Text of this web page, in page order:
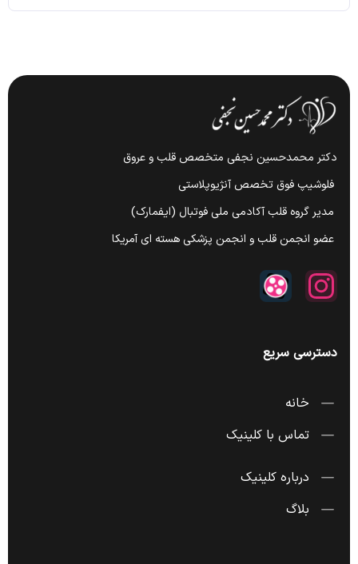
دکتر محمدحسین نجفی متخصص قلب و عروق
فلوشیپ فوق تخصص آنژیوپلاستی
مدیر گروه قلب آکادمی ملی فوتبال (ایفمارک)
عضو انجمن قلب و انجمن پزشکی هسته ای آمریکا
دسترسی سریع
خانه
تماس با کلینیک
درباره کلینیک
بلاگ